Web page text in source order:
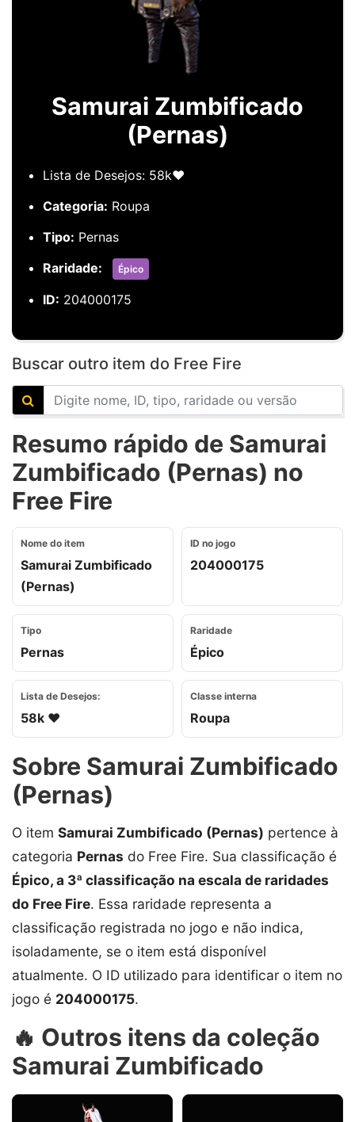
Samurai Zumbificado
(Pernas)
Lista de Desejos: 58k❤️
Categoria: Roupa
Tipo: Pernas
Raridade:
Épico
ID: 204000175
Buscar outro item do Free Fire
Resumo rápido de Samurai
Zumbificado (Pernas) no
Free Fire
Nome do item
Samurai Zumbificado
(Pernas)
ID no jogo
204000175
Tipo
Pernas
Raridade
Épico
Lista de Desejos:
58k ❤️
Classe interna
Roupa
Sobre Samurai Zumbificado
(Pernas)
O item Samurai Zumbificado (Pernas) pertence à
categoria Pernas do Free Fire. Sua classificação é
Épico, a 3ª classificação na escala de raridades
do Free Fire. Essa raridade representa a
classificação registrada no jogo e não indica,
isoladamente, se o item está disponível
atualmente. O ID utilizado para identificar o item no
jogo é 204000175.
🔥 Outros itens da coleção
Samurai Zumbificado